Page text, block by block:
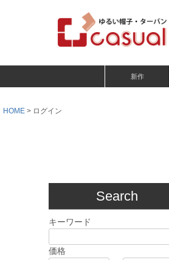
新作
HOME ログイン
Search
キーワード
価格